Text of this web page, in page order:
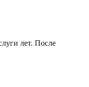
лет. После